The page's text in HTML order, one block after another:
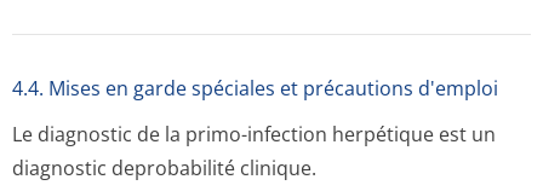
4.4. Mises en garde spéciales et précautions d'emploi
Le diagnostic de la primo-infection herpétique est un
diagnostic deprobabilité clinique.